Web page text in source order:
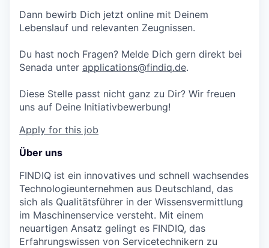
Dann bewirb Dich jetzt online mit Deinem
Lebenslauf und relevanten Zeugnissen.
Du hast noch Fragen? Melde Dich gern direkt bei
Senada unter applications@findiq.de.
Diese Stelle passt nicht ganz zu Dir? Wir freuen
uns auf Deine Initiativbewerbung!
Apply for this job
Über uns
FINDIQ ist ein innovatives und schnell wachsendes
Technologieunternehmen aus Deutschland, das
sich als Qualitätsführer in der Wissensvermittlung
im Maschinenservice versteht. Mit einem
neuartigen Ansatz gelingt es FINDIQ, das
Erfahrungswissen von Servicetechnikern zu